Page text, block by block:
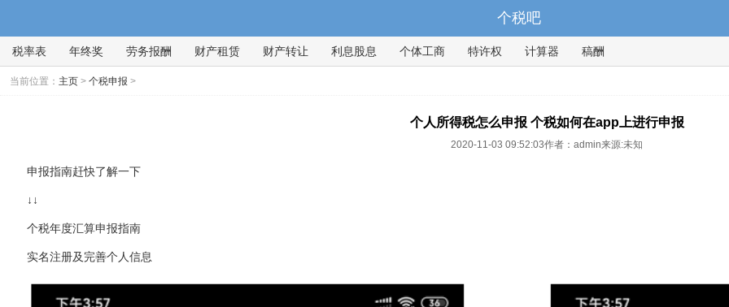
个税吧
税率表 年终奖 劳务报酬 财产租赁 财产转让 利息股息 个体工商 特许权 计算器 稿酬
当前位置： 主页 > 个税申报 >
个人所得税怎么申报 个税如何在app上进行申报
2020-11-03 09:52:03作者： admin来源:未知
申报指南赶快了解一下
↓↓
个税年度汇算申报指南
实名注册及完善个人信息